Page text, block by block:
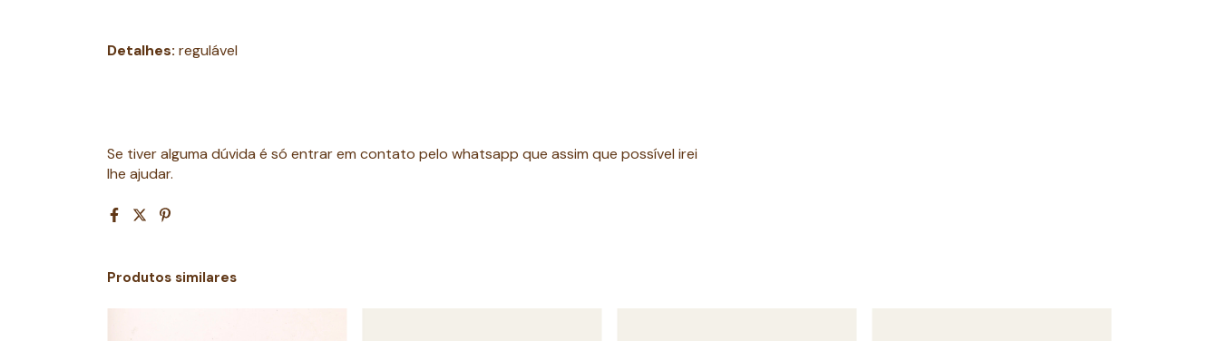
Detalhes: regulável
Se tiver alguma dúvida é só entrar em contato pelo whatsapp que assim que possível irei
lhe ajudar.
Produtos similares